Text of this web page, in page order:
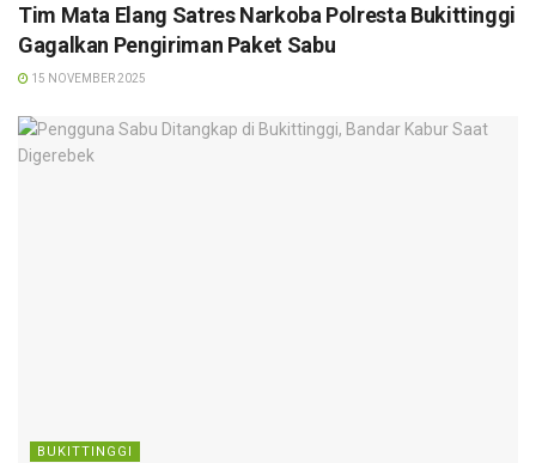
Tim Mata Elang Satres Narkoba Polresta Bukittinggi
Gagalkan Pengiriman Paket Sabu
15 NOVEMBER 2025
BUKITTINGGI